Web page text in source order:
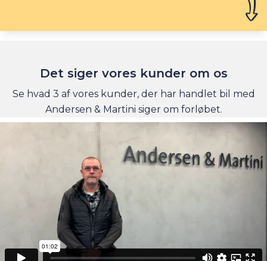
Det siger vores kunder om os
Se hvad 3 af vores kunder, der har handlet bil med
Andersen & Martini siger om forløbet.